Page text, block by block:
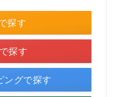
探す
探す
ングで探す